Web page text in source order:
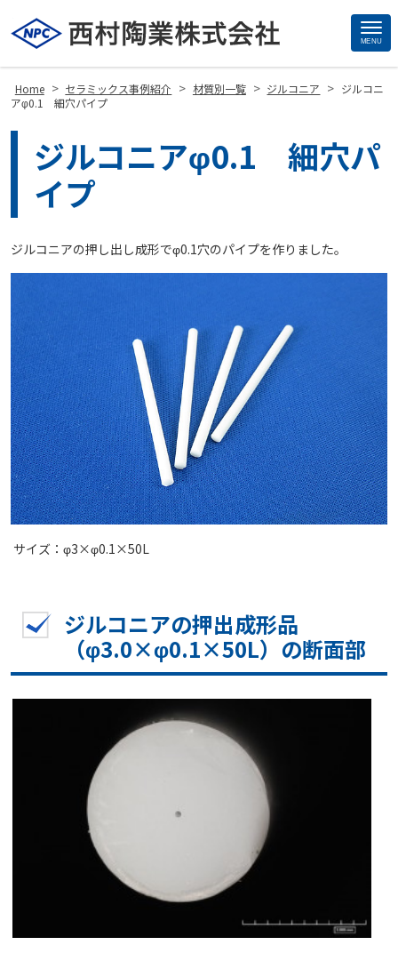
MENU
Home > セラミックス事例紹介 > 材質別一覧 > ジルコニア > ジルコニ
アφ0.1 細穴パイプ
ジルコニアφ0.1 細穴パ
イプ
ジルコニアの押し出し成形でφ0.1穴のパイプを作りました。
サイズ：φ3×φ0.1×50L
ジルコニアの押出成形品
（φ3.0×φ0.1×50L）の断面部
Site
Footer